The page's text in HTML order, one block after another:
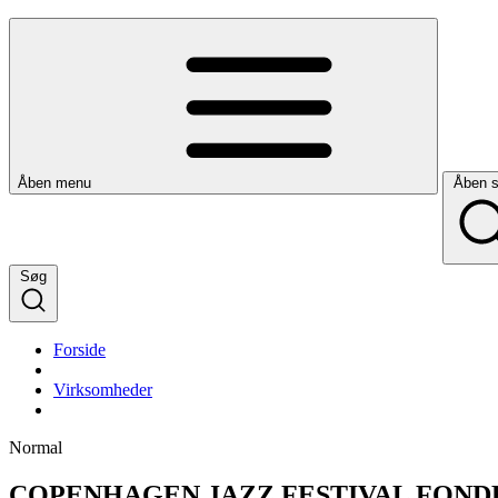
Åben menu Åben
Søg
Forside
Virksomheder
Normal